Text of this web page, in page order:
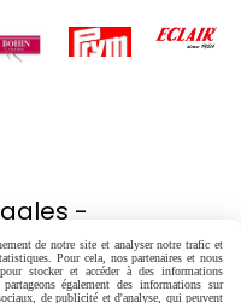
de vente
de notre site et analyser notre trafic et
Pour cela, nos partenaires et nous
stocker et accéder à des informations
également des informations sur
de publicité et d'analyse, qui peuvent